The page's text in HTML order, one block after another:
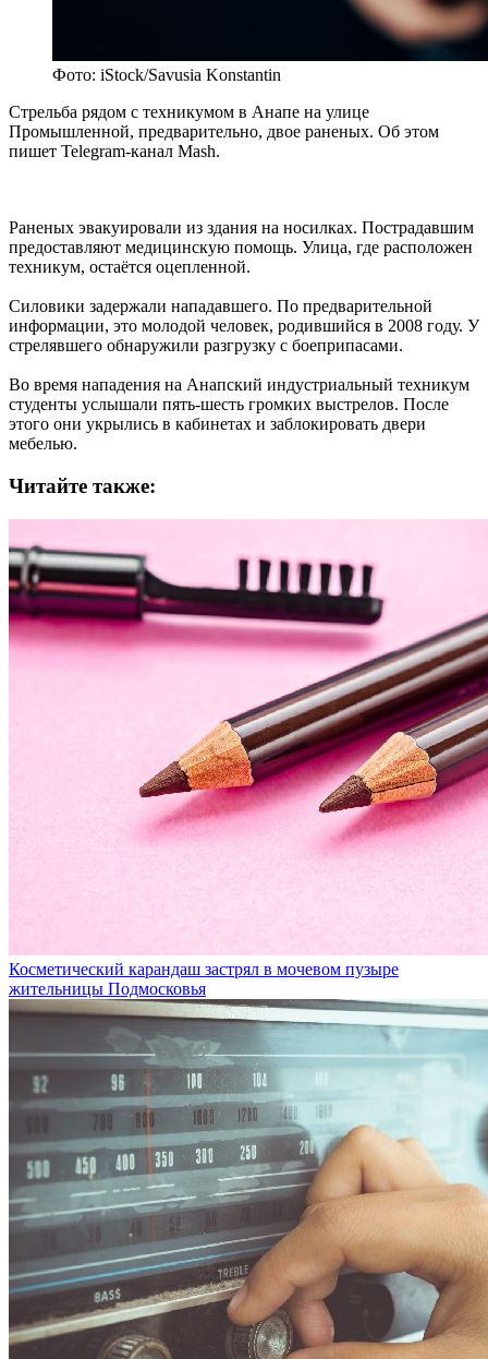
Фото: iStock/Savusia Konstantin
Стрельба рядом с техникумом в Анапе на улице
Промышленной, предварительно, двое раненых. Об этом
пишет Telegram-канал Mash.
Раненых эвакуировали из здания на носилках. Пострадавшим
предоставляют медицинскую помощь. Улица, где расположен
техникум, остаётся оцепленной.
Силовики задержали нападавшего. По предварительной
информации, это молодой человек, родившийся в 2008 году. У
стрелявшего обнаружили разгрузку с боеприпасами.
Во время нападения на Анапский индустриальный техникум
студенты услышали пять-шесть громких выстрелов. После
этого они укрылись в кабинетах и заблокировать двери
мебелью.
Читайте также:
Косметический карандаш застрял в мочевом пузыре
жительницы Подмосковья